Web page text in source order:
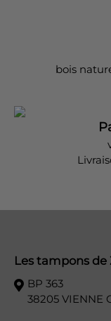
bois
Les tampons de
BP 363
38205 VIENNE